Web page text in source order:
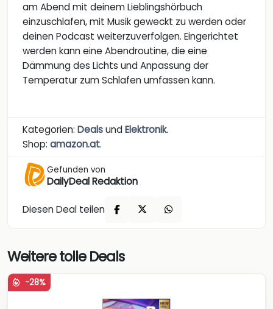
am Abend mit deinem Lieblingshörbuch
einzuschlafen, mit Musik geweckt zu werden oder
deinen Podcast weiterzuverfolgen. Eingerichtet
werden kann eine Abendroutine, die eine
Dämmung des Lichts und Anpassung der
Temperatur zum Schlafen umfassen kann.
Kategorien: DealsundElektronik.
Shop: amazon.at.
Gefunden von
DailyDeal Redaktion
Diesen Deal teilen
Weitere tolle Deals
-28%